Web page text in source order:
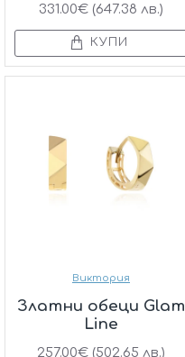
331.00€ (647.38 лв.)
КУПИ
Виктория
Златни обеци Glam
Line
257.00€ (502.65 лв.)